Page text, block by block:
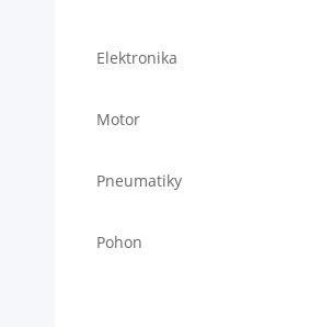
Elektronika
Motor
Pneumatiky
Pohon